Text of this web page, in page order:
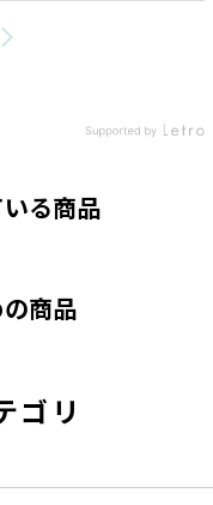
る商品
商品
ゴリ